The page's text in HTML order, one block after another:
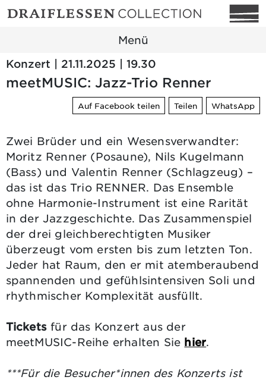
Menü
Konzert | 21.11.2025 | 19.30
meetMUSIC: Jazz-Trio Renner
Auf Facebook teilen Teilen WhatsApp
Zwei Brüder und ein Wesensverwandter:
Moritz Renner (Posaune), Nils Kugelmann
(Bass) und Valentin Renner (Schlagzeug) –
das ist das Trio RENNER. Das Ensemble
ohne Harmonie-Instrument ist eine Rarität
in der Jazzgeschichte. Das Zusammenspiel
der drei gleichberechtigten Musiker
überzeugt vom ersten bis zum letzten Ton.
Jeder hat Raum, den er mit atemberaubend
spannenden und gefühlsintensiven Soli und
rhythmischer Komplexität ausfüllt.
Tickets für das Konzert aus der
meetMUSIC-Reihe erhalten Sie hier.
***Für die Besucher*innen des Konzerts ist